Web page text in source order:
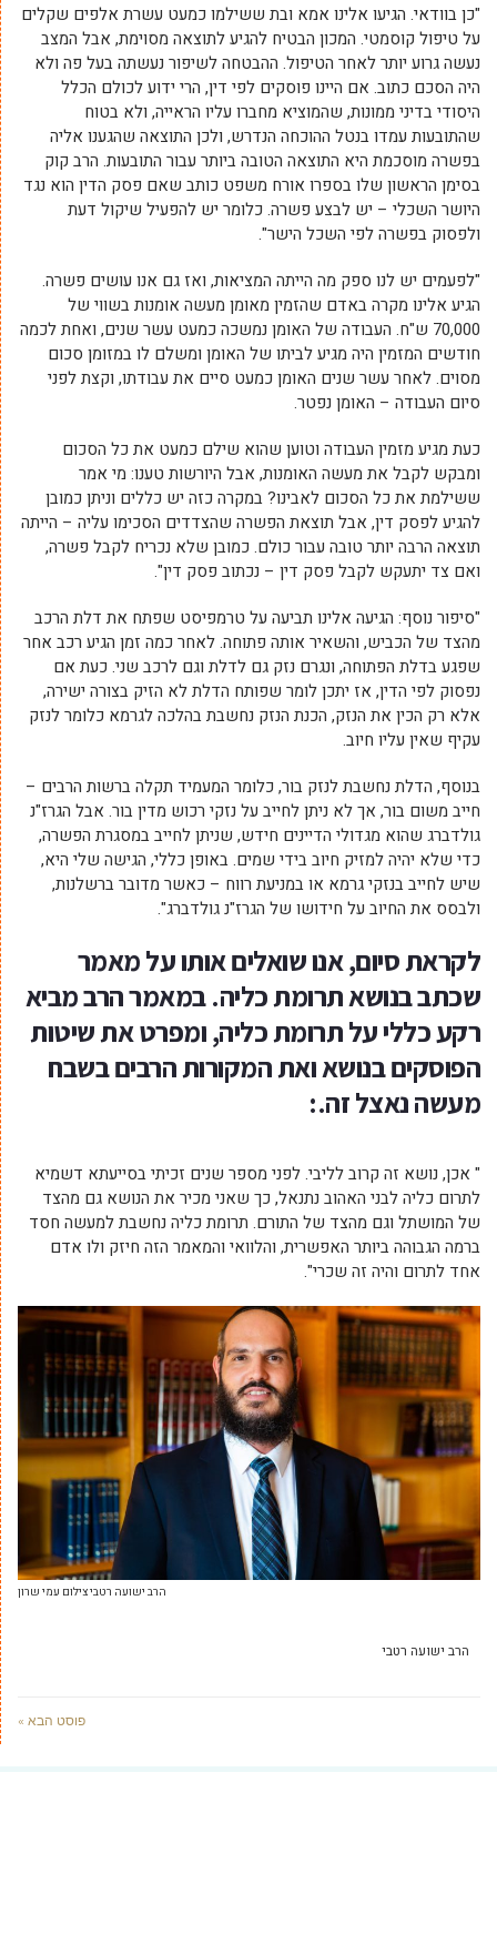
"כן בוודאי. הגיעו אלינו אמא ובת ששילמו כמעט עשרת אלפים שקלים
על טיפול קוסמטי. המכון הבטיח להגיע לתוצאה מסוימת, אבל המצב
נעשה גרוע יותר לאחר הטיפול. ההבטחה לשיפור נעשתה בעל פה ולא
היה הסכם כתוב. אם היינו פוסקים לפי דין, הרי ידוע לכולם הכלל
היסודי בדיני ממונות, שהמוציא מחברו עליו הראייה, ולא בטוח
שהתובעות עמדו בנטל ההוכחה הנדרש, ולכן התוצאה שהגענו אליה
בפשרה מוסכמת היא התוצאה הטובה ביותר עבור התובעות. הרב קוק
בסימן הראשון שלו בספרו אורח משפט כותב שאם פסק הדין הוא נגד
היושר השכלי – יש לבצע פשרה. כלומר יש להפעיל שיקול דעת
ולפסוק בפשרה לפי השכל הישר".
"לפעמים יש לנו ספק מה הייתה המציאות, ואז גם אנו עושים פשרה.
הגיע אלינו מקרה באדם שהזמין מאומן מעשה אומנות בשווי של
70,000 ש"ח. העבודה של האומן נמשכה כמעט עשר שנים, ואחת לכמה
חודשים המזמין היה מגיע לביתו של האומן ומשלם לו במזומן סכום
מסוים. לאחר עשר שנים האומן כמעט סיים את עבודתו, וקצת לפני
סיום העבודה – האומן נפטר.
כעת מגיע מזמין העבודה וטוען שהוא שילם כמעט את כל הסכום
ומבקש לקבל את מעשה האומנות, אבל היורשות טענו: מי אמר
ששילמת את כל הסכום לאבינו? במקרה כזה יש כללים וניתן כמובן
להגיע לפסק דין, אבל תוצאת הפשרה שהצדדים הסכימו עליה – הייתה
תוצאה הרבה יותר טובה עבור כולם. כמובן שלא נכריח לקבל פשרה,
ואם צד יתעקש לקבל פסק דין – נכתוב פסק דין".
"סיפור נוסף: הגיעה אלינו תביעה על טרמפיסט שפתח את דלת הרכב
מהצד של הכביש, והשאיר אותה פתוחה. לאחר כמה זמן הגיע רכב אחר
שפגע בדלת הפתוחה, ונגרם נזק גם לדלת וגם לרכב שני. כעת אם
נפסוק לפי הדין, אז יתכן לומר שפותח הדלת לא הזיק בצורה ישירה,
אלא רק הכין את הנזק, הכנת הנזק נחשבת בהלכה לגרמא כלומר לנזק
עקיף שאין עליו חיוב.
בנוסף, הדלת נחשבת לנזק בור, כלומר המעמיד תקלה ברשות הרבים –
חייב משום בור, אך לא ניתן לחייב על נזקי רכוש מדין בור. אבל הגרז"נ
גולדברג שהוא מגדולי הדיינים חידש, שניתן לחייב במסגרת הפשרה,
כדי שלא יהיה למזיק חיוב בידי שמים. באופן כללי, הגישה שלי היא,
שיש לחייב בנזקי גרמא או במניעת רווח – כאשר מדובר ברשלנות,
ולבסס את החיוב על חידושו של הגרז"נ גולדברג".
לקראת סיום, אנו שואלים אותו על מאמר
שכתב בנושא תרומת כליה. במאמר הרב מביא
רקע כללי על תרומת כליה, ומפרט את שיטות
הפוסקים בנושא ואת המקורות הרבים בשבח
מעשה נאצל זה.:
" אכן, נושא זה קרוב לליבי. לפני מספר שנים זכיתי בסייעתא דשמיא
לתרום כליה לבני האהוב נתנאל, כך שאני מכיר את הנושא גם מהצד
של המושתל וגם מהצד של התורם. תרומת כליה נחשבת למעשה חסד
ברמה הגבוהה ביותר האפשרית, והלוואי והמאמר הזה חיזק ולו אדם
אחד לתרום והיה זה שכרי".
הרב ישועה רטבי צילום עמי שרון
הרב ישועה רטבי
פוסט הבא »